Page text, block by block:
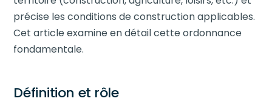
précise les conditions de construction applicables.
Cet article examine en détail cette ordonnance
fondamentale.
Définition et rôle